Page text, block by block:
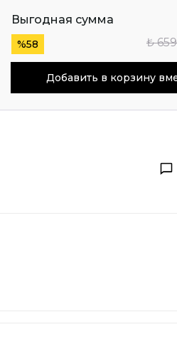
Выгодная сумма
%58 ₺
Добавить в корзину